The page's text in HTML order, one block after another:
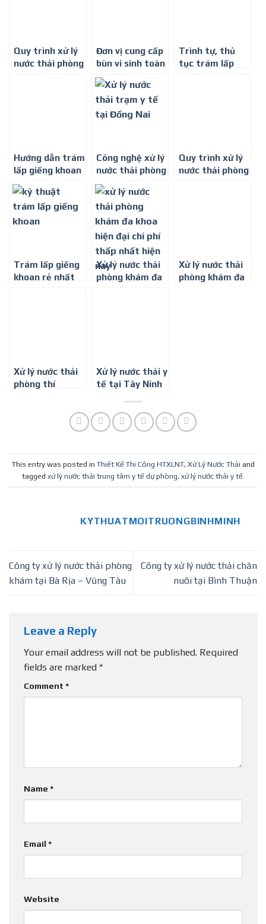
Quy trình xử lý
nước thải phòng
Đơn vị cung cấp
bùn vi sinh toàn
quốc
Trình tự, thủ
tục trám lấp
Hướng dẫn trám
lấp giếng khoan
Toàn Quốc
Công nghệ xử lý
nước thải phòng
khám đa khoa ở
Đồng Nai
Quy trình xử lý
nước thải phòng
Trám lấp giếng
khoan rẻ nhất
Xử lý nước thải
phòng khám đa
Xử lý nước thải
phòng khám đa
Xử lý nước thải
phòng thí
Xử lý nước thải y
tế tại Tây Ninh
This entry was posted in Thiết Kế Thi Công HTXLNT, Xử Lý Nước Thải and
tagged xử lý nước thải trung tâm y tế dự phòng, xử lý nước thải y tế.
KYTHUATMOITRUONGBINHMINH
Công ty xử lý nước thải phòng
khám tại Bà Rịa – Vũng Tàu
Công ty xử lý nước thải chăn
nuôi tại Bình Thuận
Leave a Reply
Your email address will not be published. Required
fields are marked *
Comment *
Name *
Email *
Website